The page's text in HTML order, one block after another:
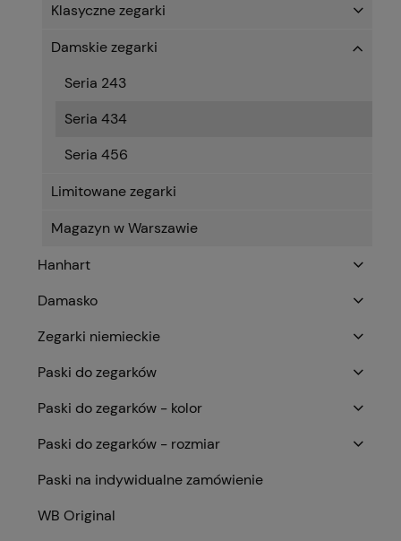
Klasyczne zegarki
Damskie zegarki
Seria 243
Seria 434
Seria 456
Limitowane zegarki
Magazyn w Warszawie
Hanhart
Damasko
Zegarki niemieckie
Paski do zegarków
Paski do zegarków - kolor
Paski do zegarków - rozmiar
Paski na indywidualne zamówienie
WB Original